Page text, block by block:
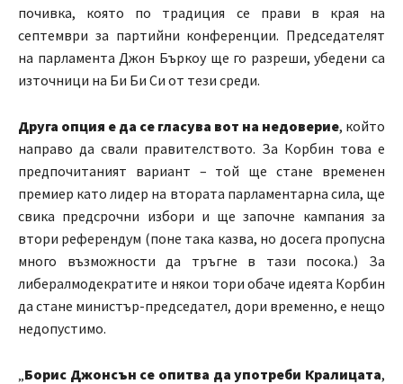
почивка, която по традиция се прави в края на
септември за партийни конференции. Председателят
на парламента Джон Бъркоу ще го разреши, убедени са
източници на Би Би Си от тези среди.
Друга опция е да се гласува вот на недоверие, който
направо да свали правителството. За Корбин това е
предпочитаният вариант – той ще стане временен
премиер като лидер на втората парламентарна сила, ще
свика предсрочни избори и ще започне кампания за
втори референдум (поне така казва, но досега пропусна
много възможности да тръгне в тази посока.) За
либералмодекратите и някои тори обаче идеята Корбин
да стане министър-председател, дори временно, е нещо
недопустимо.
„Борис Джонсън се опитва да употреби Кралицата,